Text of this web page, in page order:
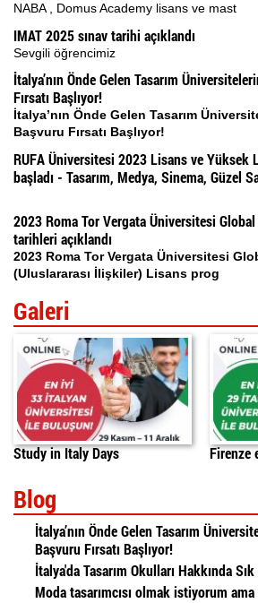
NABA , Domus Academy lisans ve mast
IMAT 2025 sınav tarihi açıklandı
Sevgili öğrencimiz
İtalya’nın Önde Gelen Tasarım
Fırsatı Başlıyor!
İtalya’nın Önde Gelen Tasarım
Başvuru Fırsatı Başlıyor!
RUFA Üniversitesi 2023 Lisans ve Yüksek
başladı - Tasarım, Medya, Sinema, Güzel
2023 Roma Tor Vergata Üniversitesi
tarihleri açıklandı
2023 Roma Tor Vergata Üniversitesi
(Uluslararası İlişkiler) Lisans prog
Galeri
Study in Italy Days Firenze
Blog
İtalya’nın Önde Gelen Tasarım
Başvuru Fırsatı Başlıyor!
İtalya'da Tasarım Okulları Hakkında
Moda tasarımcısı olmak istiyorum ama